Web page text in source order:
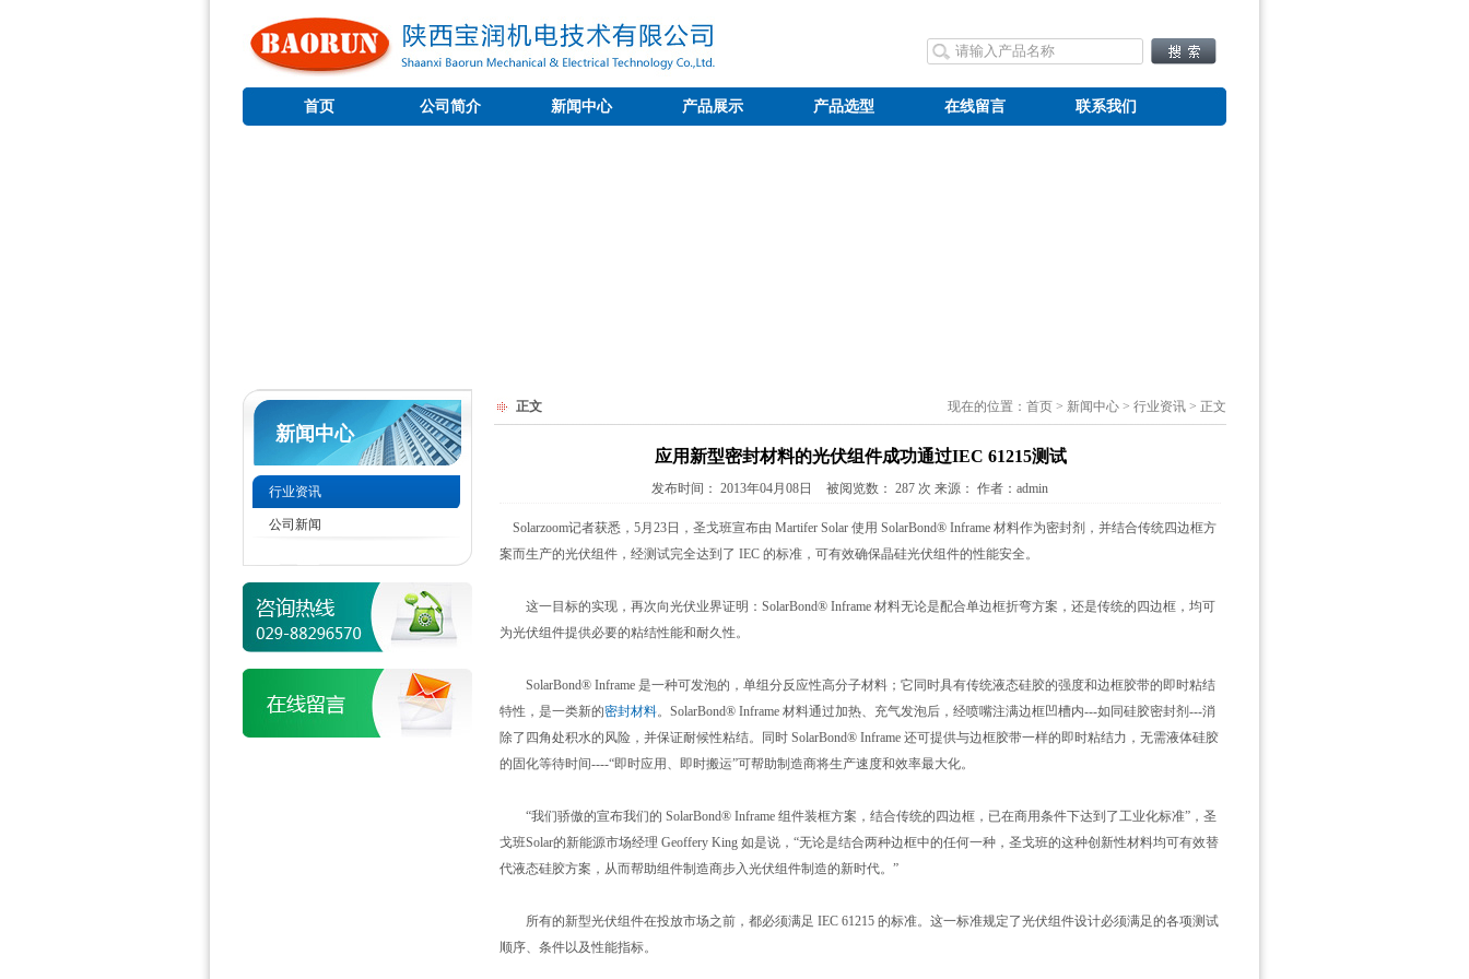
首页 公司简介 新闻中心 产品展示 产品选型 在线留言 联系我们
新闻中心
行业资讯
公司新闻
正文 现在的位置： 首页 > 新闻中心 > 行业资讯 > 正文
应用新型密封材料的光伏组件成功通过IEC 61215测试
发布时间： 2013年04月08日 被阅览数： 287 次 来源： 作者： admin
Solarzoom记者获悉，5月23日，圣戈班宣布由 Martifer Solar 使用 SolarBond® Inframe 材料作为密封剂，并结合传统四边框方
案而生产的光伏组件，经测试完全达到了 IEC 的标准，可有效确保晶硅光伏组件的性能安全。
这一目标的实现，再次向光伏业界证明：SolarBond® Inframe 材料无论是配合单边框折弯方案，还是传统的四边框，均可
为光伏组件提供必要的粘结性能和耐久性。
SolarBond® Inframe 是一种可发泡的，单组分反应性高分子材料；它同时具有传统液态硅胶的强度和边框胶带的即时粘结
特性，是一类新的密封材料。SolarBond® Inframe 材料通过加热、充气发泡后，经喷嘴注满边框凹槽内---如同硅胶密封剂---消
除了四角处积水的风险，并保证耐候性粘结。同时 SolarBond® Inframe 还可提供与边框胶带一样的即时粘结力，无需液体硅胶
的固化等待时间----“即时应用、即时搬运”可帮助制造商将生产速度和效率最大化。
“我们骄傲的宣布我们的 SolarBond® Inframe 组件装框方案，结合传统的四边框，已在商用条件下达到了工业化标准”，圣
戈班Solar的新能源市场经理 Geoffery King 如是说，“无论是结合两种边框中的任何一种，圣戈班的这种创新性材料均可有效替
代液态硅胶方案，从而帮助组件制造商步入光伏组件制造的新时代。”
所有的新型光伏组件在投放市场之前，都必须满足 IEC 61215 的标准。这一标准规定了光伏组件设计必须满足的各项测试
顺序、条件以及性能指标。